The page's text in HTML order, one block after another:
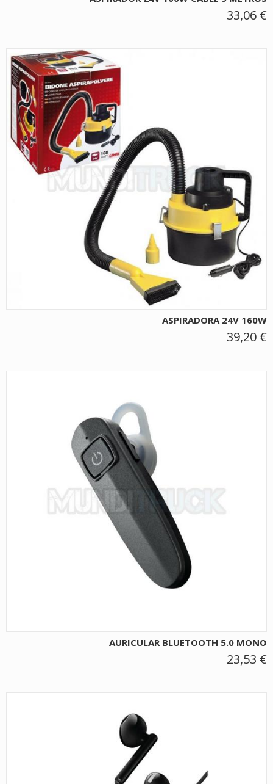
33,06 €
ASPIRADORA 24V 160W
39,20 €
AURICULAR BLUETOOTH 5.0 MONO
23,53 €